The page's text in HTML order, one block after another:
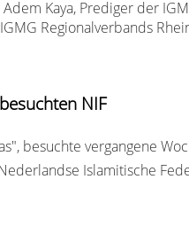
Kaya, Prediger der
Regionalverbands
NIF
besuchte vergangene
Islamitische